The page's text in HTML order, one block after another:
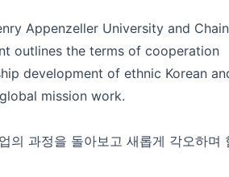
Appenzeller University and Chain
outlines the terms of cooperation
development of ethnic Korean
mission work.
의 과정을 돌아보고 새롭게 각오하며